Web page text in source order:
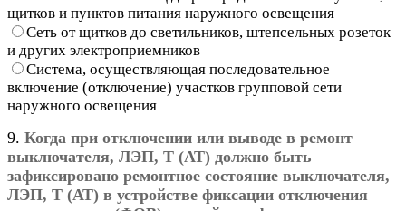
щитков и пунктов питания наружного освещения
Сеть от щитков до светильников, штепсельных розеток
и других электроприемников
Система, осуществляющая последовательное
включение (отключение) участков групповой сети
наружного освещения
9. Когда при отключении или выводе в ремонт
выключателя, ЛЭП, Т (АТ) должно быть
зафиксировано ремонтное состояние выключателя,
ЛЭП, Т (АТ) в устройстве фиксации отключения